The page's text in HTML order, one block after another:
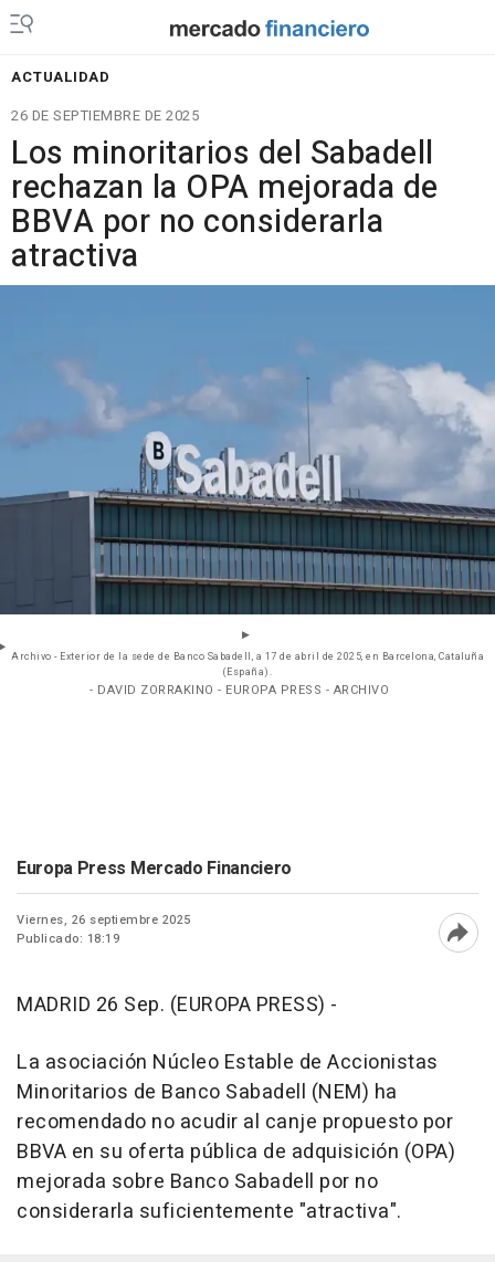
ACTUALIDAD
26 DE SEPTIEMBRE DE 2025
Los minoritarios del Sabadell
rechazan la OPA mejorada de
BBVA por no considerarla
atractiva
Archivo - Exterior de la sede de Banco Sabadell, a 17 de abril de 2025, en Barcelona, Cataluña
(España).
- DAVID ZORRAKINO - EUROPA PRESS - ARCHIVO
Europa Press Mercado Financiero
Viernes, 26 septiembre 2025
Publicado: 18:19
MADRID 26 Sep. (EUROPA PRESS) -
La asociación Núcleo Estable de Accionistas
Minoritarios de Banco Sabadell (NEM) ha
recomendado no acudir al canje propuesto por
BBVA en su oferta pública de adquisición (OPA)
mejorada sobre Banco Sabadell por no
considerarla suficientemente "atractiva".